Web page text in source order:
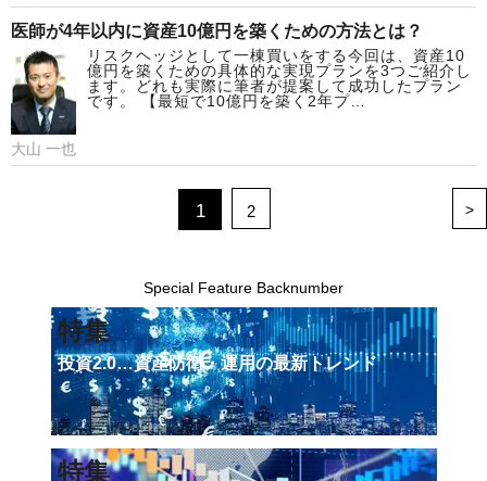
医師が4年以内に資産10億円を築くための方法とは？
リスクヘッジとして一棟買いをする今回は、資産10
億円を築くための具体的な実現プランを3つご紹介し
ます。どれも実際に筆者が提案して成功したプラン
です。 【最短で10億円を築く2年プ…
大山 一也
1 2 >
Special Feature Backnumber
特集
投資2.0…資産防衛・運用の最新トレンド
特集